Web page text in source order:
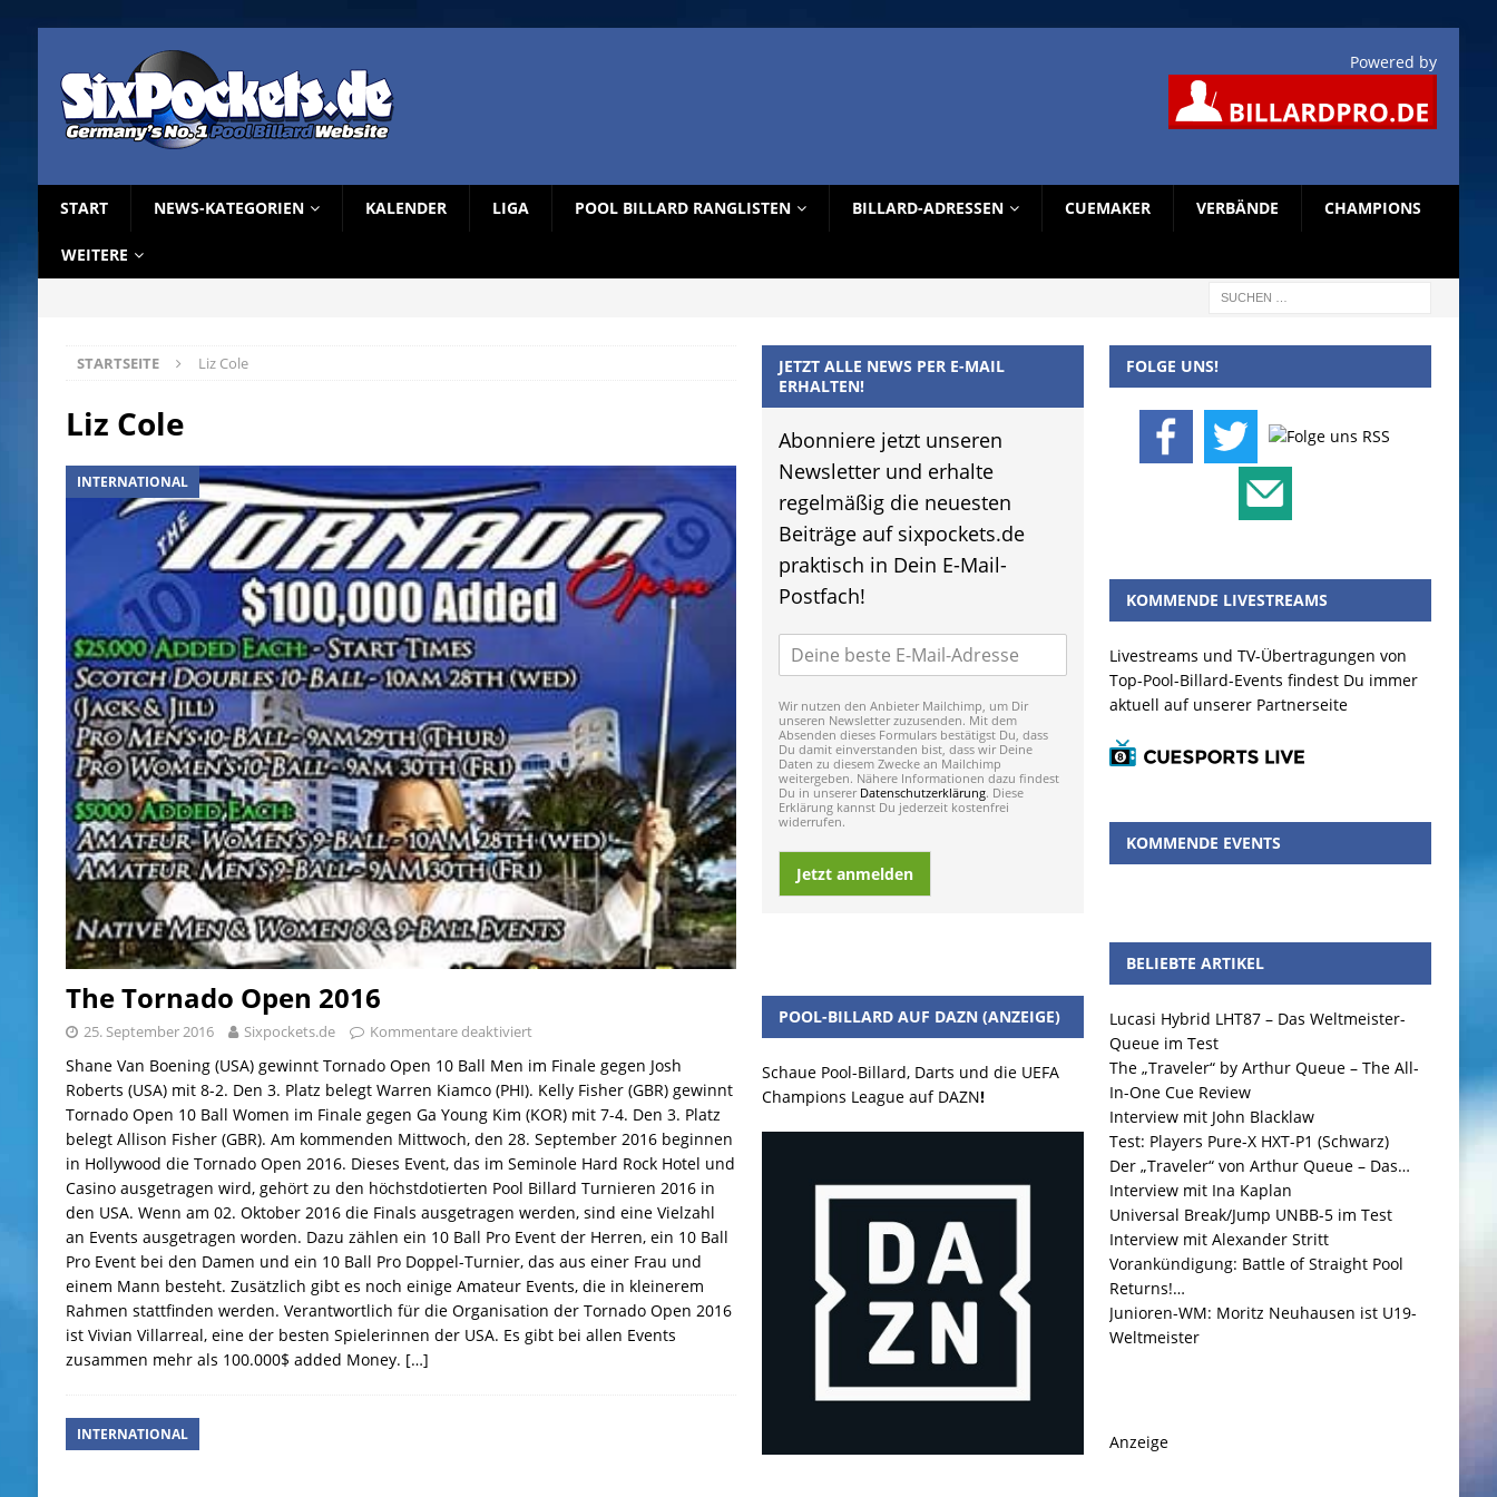
Powered by
START NEWS-KATEGORIEN KALENDER LIGA POOL BILLARD RANGLISTEN BILLARD-ADRESSEN CUEMAKER VERBÄNDE CHAMPIONS
WEITERE
STARTSEITE Liz Cole
Liz Cole
INTERNATIONAL
The Tornado Open 2016
25. September 2016 Sixpockets.de Kommentare deaktiviert
Shane Van Boening (USA) gewinnt Tornado Open 10 Ball Men im Finale gegen Josh
Roberts (USA) mit 8-2. Den 3. Platz belegt Warren Kiamco (PHI). Kelly Fisher (GBR) gewinnt
Tornado Open 10 Ball Women im Finale gegen Ga Young Kim (KOR) mit 7-4. Den 3. Platz
belegt Allison Fisher (GBR). Am kommenden Mittwoch, den 28. September 2016 beginnen
in Hollywood die Tornado Open 2016. Dieses Event, das im Seminole Hard Rock Hotel und
Casino ausgetragen wird, gehört zu den höchstdotierten Pool Billard Turnieren 2016 in
den USA. Wenn am 02. Oktober 2016 die Finals ausgetragen werden, sind eine Vielzahl
an Events ausgetragen worden. Dazu zählen ein 10 Ball Pro Event der Herren, ein 10 Ball
Pro Event bei den Damen und ein 10 Ball Pro Doppel-Turnier, das aus einer Frau und
einem Mann besteht. Zusätzlich gibt es noch einige Amateur Events, die in kleinerem
Rahmen stattfinden werden. Verantwortlich für die Organisation der Tornado Open 2016
ist Vivian Villarreal, eine der besten Spielerinnen der USA. Es gibt bei allen Events
zusammen mehr als 100.000$ added Money. […]
INTERNATIONAL
JETZT ALLE NEWS PER E-MAIL
ERHALTEN!
Abonniere jetzt unseren
Newsletter und erhalte
regelmäßig die neuesten
Beiträge auf sixpockets.de
praktisch in Dein E-Mail-
Postfach!
Wir nutzen den Anbieter Mailchimp, um Dir
unseren Newsletter zuzusenden. Mit dem
Absenden dieses Formulars bestätigst Du, dass
Du damit einverstanden bist, dass wir Deine
Daten zu diesem Zwecke an Mailchimp
weitergeben. Nähere Informationen dazu findest
Du in unserer Datenschutzerklärung. Diese
Erklärung kannst Du jederzeit kostenfrei
widerrufen.
Jetzt anmelden
POOL-BILLARD AUF DAZN (ANZEIGE)
Schaue Pool-Billard, Darts und die UEFA
Champions League auf DAZN!
FOLGE UNS!
KOMMENDE LIVESTREAMS
Livestreams und TV-Übertragungen von
Top-Pool-Billard-Events findest Du immer
aktuell auf unserer Partnerseite
KOMMENDE EVENTS
BELIEBTE ARTIKEL
Lucasi Hybrid LHT87 – Das Weltmeister-
Queue im Test
The „Traveler“ by Arthur Queue – The All-
In-One Cue Review
Interview mit John Blacklaw
Test: Players Pure-X HXT-P1 (Schwarz)
Der „Traveler“ von Arthur Queue – Das…
Interview mit Ina Kaplan
Universal Break/Jump UNBB-5 im Test
Interview mit Alexander Stritt
Vorankündigung: Battle of Straight Pool
Returns!…
Junioren-WM: Moritz Neuhausen ist U19-
Weltmeister
Anzeige